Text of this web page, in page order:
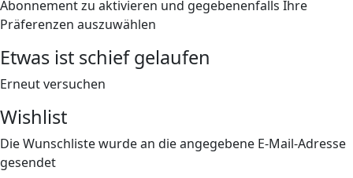
Abonnement zu aktivieren und gegebenenfalls Ihre
Präferenzen auszuwählen
Etwas ist schief gelaufen
Erneut versuchen
Wishlist
Die Wunschliste wurde an die angegebene E-Mail-Adresse
gesendet